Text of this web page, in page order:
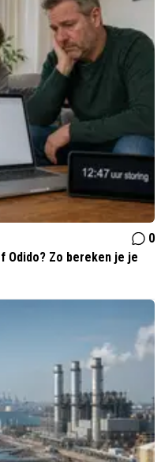
0
Odido? Zo bereken je je